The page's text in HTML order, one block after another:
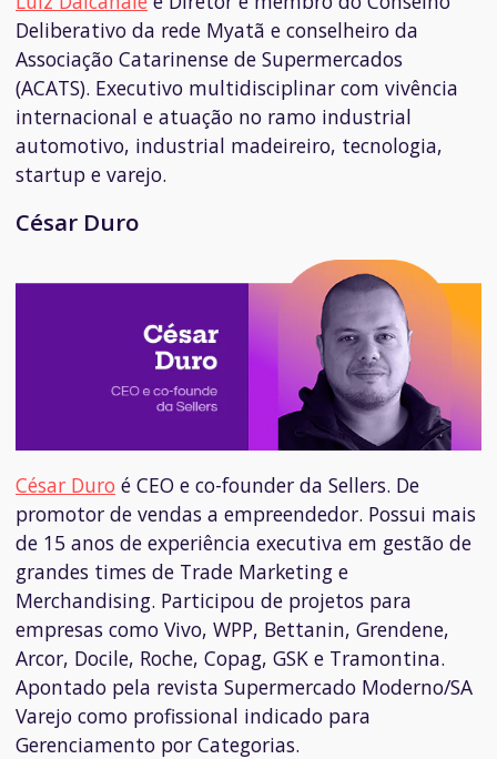
Deliberativo da rede Myatã e conselheiro da
Associação Catarinense de Supermercados
(ACATS). Executivo multidisciplinar com vivência
internacional e atuação no ramo industrial
automotivo, industrial madeireiro, tecnologia,
startup e varejo.
César Duro
César Duro é CEO e co-founder da Sellers. De
promotor de vendas a empreendedor. Possui mais
de 15 anos de experiência executiva em gestão de
grandes times de Trade Marketing e
Merchandising. Participou de projetos para
empresas como Vivo, WPP, Bettanin, Grendene,
Arcor, Docile, Roche, Copag, GSK e Tramontina.
Apontado pela revista Supermercado Moderno/SA
Varejo como profissional indicado para
Gerenciamento por Categorias.